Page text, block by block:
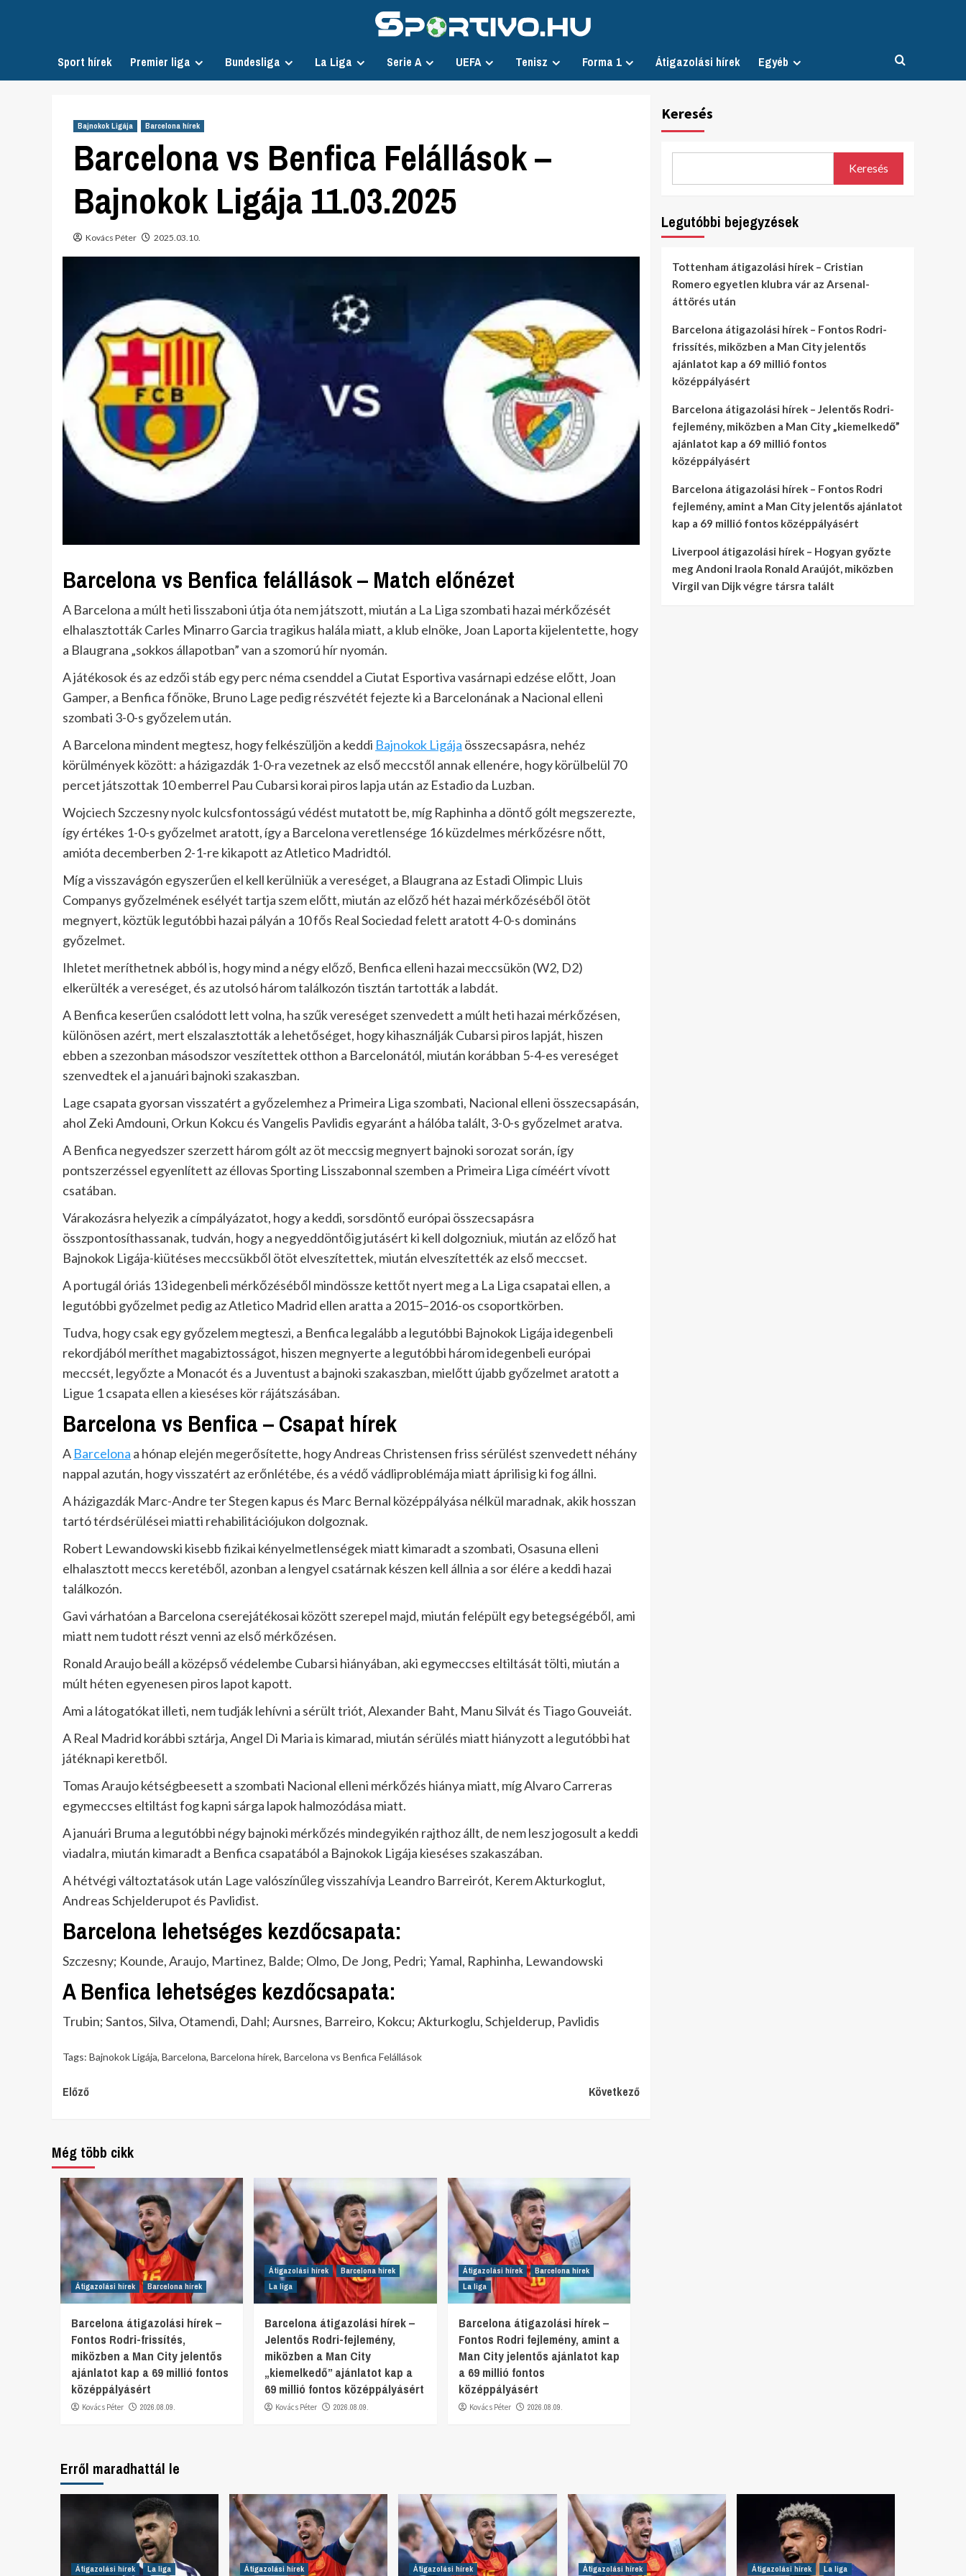
Sport hírek Premier liga Bundesliga La Liga Serie A UEFA Tenisz Forma 1 Átigazolási hírek Egyéb
Bajnokok Ligája Barcelona hírek
Barcelona vs Benfica Felállások –
Bajnokok Ligája 11.03.2025
Kovács Péter 2025.03.10.
Barcelona vs Benfica felállások – Match előnézet
A Barcelona a múlt heti lisszaboni útja óta nem játszott, miután a La Liga szombati hazai mérkőzését
elhalasztották Carles Minarro Garcia tragikus halála miatt, a klub elnöke, Joan Laporta kijelentette, hogy
a Blaugrana „sokkos állapotban” van a szomorú hír nyomán.
A játékosok és az edzői stáb egy perc néma csenddel a Ciutat Esportiva vasárnapi edzése előtt, Joan
Gamper, a Benfica főnöke, Bruno Lage pedig részvétét fejezte ki a Barcelonának a Nacional elleni
szombati 3-0-s győzelem után.
A Barcelona mindent megtesz, hogy felkészüljön a keddi Bajnokok Ligája összecsapásra, nehéz
körülmények között: a házigazdák 1-0-ra vezetnek az első meccstől annak ellenére, hogy körülbelül 70
percet játszottak 10 emberrel Pau Cubarsi korai piros lapja után az Estadio da Luzban.
Wojciech Szczesny nyolc kulcsfontosságú védést mutatott be, míg Raphinha a döntő gólt megszerezte,
így értékes 1-0-s győzelmet aratott, így a Barcelona veretlensége 16 küzdelmes mérkőzésre nőtt,
amióta decemberben 2-1-re kikapott az Atletico Madridtól.
Míg a visszavágón egyszerűen el kell kerülniük a vereséget, a Blaugrana az Estadi Olimpic Lluis
Companys győzelmének esélyét tartja szem előtt, miután az előző hét hazai mérkőzéséből ötöt
megnyert, köztük legutóbbi hazai pályán a 10 fős Real Sociedad felett aratott 4-0-s domináns
győzelmet.
Ihletet meríthetnek abból is, hogy mind a négy előző, Benfica elleni hazai meccsükön (W2, D2)
elkerülték a vereséget, és az utolsó három találkozón tisztán tartották a labdát.
A Benfica keserűen csalódott lett volna, ha szűk vereséget szenvedett a múlt heti hazai mérkőzésen,
különösen azért, mert elszalasztották a lehetőséget, hogy kihasználják Cubarsi piros lapját, hiszen
ebben a szezonban másodszor veszítettek otthon a Barcelonától, miután korábban 5-4-es vereséget
szenvedtek el a januári bajnoki szakaszban.
Lage csapata gyorsan visszatért a győzelemhez a Primeira Liga szombati, Nacional elleni összecsapásán,
ahol Zeki Amdouni, Orkun Kokcu és Vangelis Pavlidis egyaránt a hálóba talált, 3-0-s győzelmet aratva.
A Benfica negyedszer szerzett három gólt az öt meccsig megnyert bajnoki sorozat során, így
pontszerzéssel egyenlített az éllovas Sporting Lisszabonnal szemben a Primeira Liga címéért vívott
csatában.
Várakozásra helyezik a címpályázatot, hogy a keddi, sorsdöntő európai összecsapásra
összpontosíthassanak, tudván, hogy a negyeddöntőig jutásért ki kell dolgozniuk, miután az előző hat
Bajnokok Ligája-kiütéses meccsükből ötöt elveszítettek, miután elveszítették az első meccset.
A portugál óriás 13 idegenbeli mérkőzéséből mindössze kettőt nyert meg a La Liga csapatai ellen, a
legutóbbi győzelmet pedig az Atletico Madrid ellen aratta a 2015–2016-os csoportkörben.
Tudva, hogy csak egy győzelem megteszi, a Benfica legalább a legutóbbi Bajnokok Ligája idegenbeli
rekordjából meríthet magabiztosságot, hiszen megnyerte a legutóbbi három idegenbeli európai
meccsét, legyőzte a Monacót és a Juventust a bajnoki szakaszban, mielőtt újabb győzelmet aratott a
Ligue 1 csapata ellen a kieséses kör rájátszásában.
Barcelona vs Benfica – Csapat hírek
A Barcelona a hónap elején megerősítette, hogy Andreas Christensen friss sérülést szenvedett néhány
nappal azután, hogy visszatért az erőnlétébe, és a védő vádliproblémája miatt áprilisig ki fog állni.
A házigazdák Marc-Andre ter Stegen kapus és Marc Bernal középpályása nélkül maradnak, akik hosszan
tartó térdsérülései miatti rehabilitációjukon dolgoznak.
Robert Lewandowski kisebb fizikai kényelmetlenségek miatt kimaradt a szombati, Osasuna elleni
elhalasztott meccs keretéből, azonban a lengyel csatárnak készen kell állnia a sor élére a keddi hazai
találkozón.
Gavi várhatóan a Barcelona cserejátékosai között szerepel majd, miután felépült egy betegségéből, ami
miatt nem tudott részt venni az első mérkőzésen.
Ronald Araujo beáll a középső védelembe Cubarsi hiányában, aki egymeccses eltiltását tölti, miután a
múlt héten egyenesen piros lapot kapott.
Ami a látogatókat illeti, nem tudják lehívni a sérült triót, Alexander Baht, Manu Silvát és Tiago Gouveiát.
A Real Madrid korábbi sztárja, Angel Di Maria is kimarad, miután sérülés miatt hiányzott a legutóbbi hat
játéknapi keretből.
Tomas Araujo kétségbeesett a szombati Nacional elleni mérkőzés hiánya miatt, míg Alvaro Carreras
egymeccses eltiltást fog kapni sárga lapok halmozódása miatt.
A januári Bruma a legutóbbi négy bajnoki mérkőzés mindegyikén rajthoz állt, de nem lesz jogosult a keddi
viadalra, miután kimaradt a Benfica csapatából a Bajnokok Ligája kieséses szakaszában.
A hétvégi változtatások után Lage valószínűleg visszahívja Leandro Barreirót, Kerem Akturkoglut,
Andreas Schjelderupot és Pavlidist.
Barcelona lehetséges kezdőcsapata:
Szczesny; Kounde, Araujo, Martinez, Balde; Olmo, De Jong, Pedri; Yamal, Raphinha, Lewandowski
A Benfica lehetséges kezdőcsapata:
Trubin; Santos, Silva, Otamendi, Dahl; Aursnes, Barreiro, Kokcu; Akturkoglu, Schjelderup, Pavlidis
Tags: Bajnokok Ligája, Barcelona, Barcelona hírek, Barcelona vs Benfica Felállások
Continue
Előző Következő
Még több cikk
Átigazolási hírek Barcelona hírek
Barcelona átigazolási hírek –
Fontos Rodri-frissítés,
miközben a Man City jelentős
ajánlatot kap a 69 millió fontos
középpályásért
Kovács Péter 2026.08.09.
Átigazolási hírek
Barcelona hírek
La liga
Barcelona átigazolási hírek –
Jelentős Rodri-fejlemény,
miközben a Man City
„kiemelkedő” ajánlatot kap a
69 millió fontos középpályásért
Kovács Péter 2026.08.09.
Átigazolási hírek
Barcelona hírek
La liga
Barcelona átigazolási hírek –
Fontos Rodri fejlemény, amint a
Man City jelentős ajánlatot kap
a 69 millió fontos
középpályásért
Kovács Péter 2026.08.09.
Keresés
Keresés
Legutóbbi bejegyzések
Tottenham átigazolási hírek – Cristian
Romero egyetlen klubra vár az Arsenal-
áttörés után
Barcelona átigazolási hírek – Fontos Rodri-
frissítés, miközben a Man City jelentős
ajánlatot kap a 69 millió fontos
középpályásért
Barcelona átigazolási hírek – Jelentős Rodri-
fejlemény, miközben a Man City „kiemelkedő”
ajánlatot kap a 69 millió fontos
középpályásért
Barcelona átigazolási hírek – Fontos Rodri
fejlemény, amint a Man City jelentős ajánlatot
kap a 69 millió fontos középpályásért
Liverpool átigazolási hírek – Hogyan győzte
meg Andoni Iraola Ronald Araújót, miközben
Virgil van Dijk végre társra talált
Erről maradhattál le
Átigazolási hírek La liga Átigazolási hírek Átigazolási hírek Átigazolási hírek Átigazolási hírek La liga